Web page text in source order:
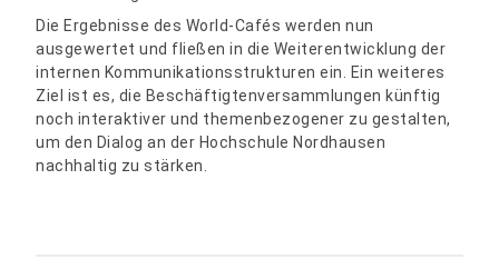
Die Ergebnisse des World-Cafés werden nun
ausgewertet und fließen in die Weiterentwicklung der
internen Kommunikationsstrukturen ein. Ein weiteres
Ziel ist es, die Beschäftigtenversammlungen künftig
noch interaktiver und themenbezogener zu gestalten,
um den Dialog an der Hochschule Nordhausen
nachhaltig zu stärken.